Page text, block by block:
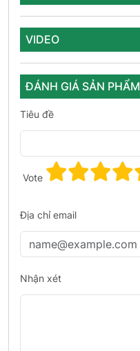
VIDEO
ĐÁNH GIÁ SẢN PHẨM
Tiêu đề
Vote
Địa chỉ email
Nhận xét